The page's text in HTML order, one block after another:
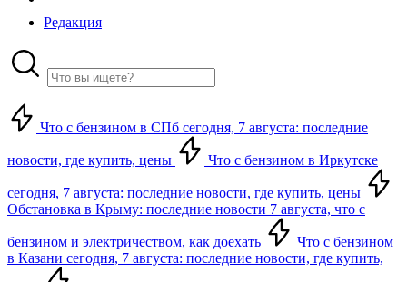
Редакция
Что с бензином в СПб сегодня, 7 августа: последние
новости, где купить, цены Что с бензином в Иркутске
сегодня, 7 августа: последние новости, где купить, цены
Обстановка в Крыму: последние новости 7 августа, что с
бензином и электричеством, как доехать
Что с бензином
в Казани сегодня, 7 августа: последние новости, где купить,